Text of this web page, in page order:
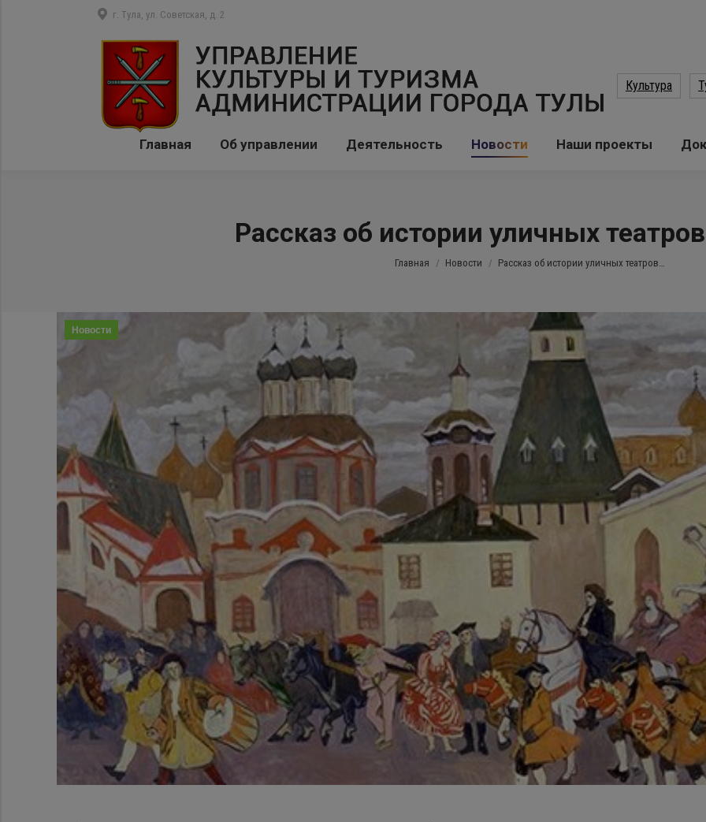
г. Тула, ул. Советская, д. 2
Культура
Главная Об управлении Деятельность Новости Наши проекты
Рассказ об истории уличных
Вы здесь:
Главная Новости Рассказ об истории уличных театров…
Новости